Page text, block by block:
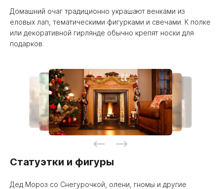
Домашний очаг традиционно украшают венками из
еловых лап, тематическими фигурками и свечами. К полке
или декоративной гирлянде обычно крепят носки для
подарков.
Статуэтки и фигуры
Дед Мороз со Снегурочкой, олени, гномы и другие